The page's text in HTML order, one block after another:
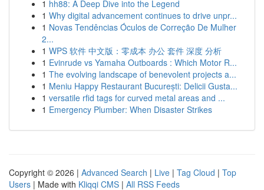
1 hh88: A Deep Dive into the Legend
1 Why digital advancement continues to drive unpr...
1 Novas Tendências Óculos de Correção De Mulher
2...
1 WPS 软件 中文版：零成本 办公 套件 深度 分析
1 Evinrude vs Yamaha Outboards : Which Motor R...
1 The evolving landscape of benevolent projects a...
1 Meniu Happy Restaurant București: Delicii Gusta...
1 versatile rfid tags for curved metal areas and ...
1 Emergency Plumber: When Disaster Strikes
Copyright © 2026 | Advanced Search | Live | Tag Cloud | Top
Users | Made with Kliqqi CMS | All RSS Feeds